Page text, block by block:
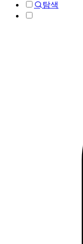
탐색